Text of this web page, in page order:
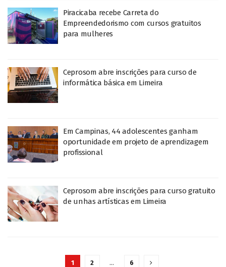
Piracicaba recebe Carreta do
Empreendedorismo com cursos gratuitos
para mulheres
Ceprosom abre inscrições para curso de
informática básica em Limeira
Em Campinas, 44 adolescentes ganham
oportunidade em projeto de aprendizagem
profissional
Ceprosom abre inscrições para curso gratuito
de unhas artísticas em Limeira
1 2 … 6